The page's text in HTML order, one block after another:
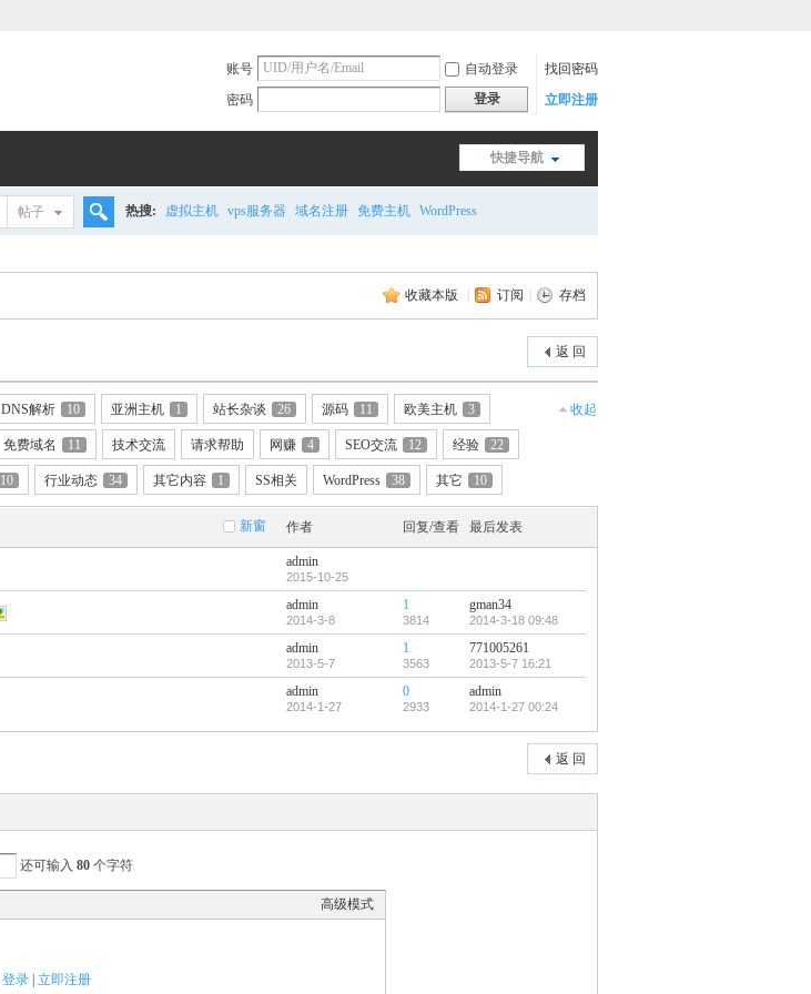
账号 自动登录
找回密码
密码
登录 立即注册
快捷导航
帖子 热搜: 虚拟主机 vps服务器 域名注册 免费主机 WordPress
收藏本版 订阅 存档
返 回
收起
DNS解析 10 亚洲主机 1 站长杂谈 26 源码 11 欧美主机 3
免费域名 11 技术交流 请求帮助 网赚 4 SEO交流 12 经验 22
10 行业动态 34 其它内容 1 SS相关 WordPress 38 其它 10
新窗 作者 回复/查看 最后发表
admin
2015-10-25
admin
2014-3-8
1
3814
gman34
2014-3-18 09:48
admin
2013-5-7
1
3563
771005261
2013-5-7 16:21
admin
2014-1-27
0
2933
admin
2014-1-27 00:24
返 回
还可输入 80 个字符
高级模式
登录| 立即注册